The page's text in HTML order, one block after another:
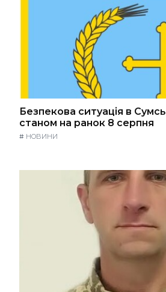
Безпекова ситуація в
станом на ранок 8 серпня
# НОВИНИ